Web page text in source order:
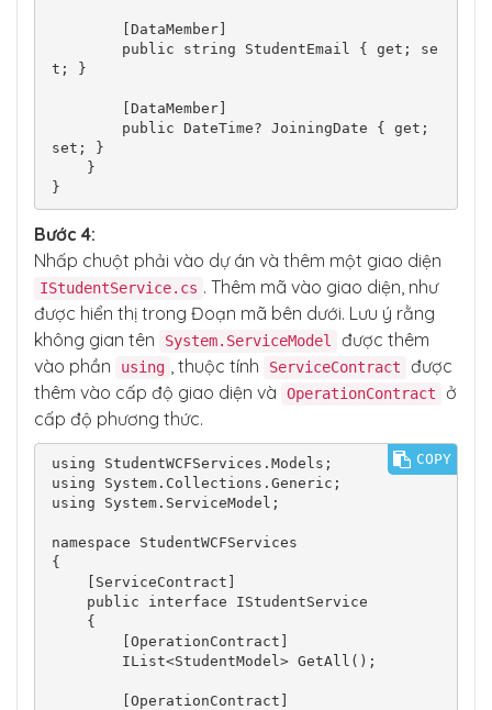
t; }
set; }
}
Bước 4:
Nhấp chuột phải vào dự án và thêm một giao diện
IStudentService.cs . Thêm mã vào giao diện, như
được hiển thị trong Đoạn mã bên dưới. Lưu ý rằng
không gian tên
System.ServiceModel
được thêm
vào phần
using , thuộc tính ServiceContract
được
thêm vào cấp độ giao diện và
OperationContract
ở
cấp độ phương thức.
using StudentWCFServices.Models;
using System.Collections.Generic;
using System.ServiceModel;
namespace StudentWCFServices
{
COPY